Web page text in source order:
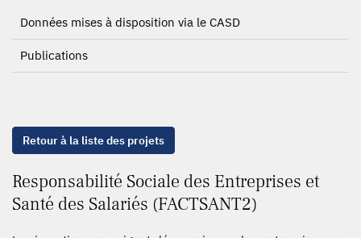
Données mises à disposition via le CASD
Publications
Retour à la liste des projets
Responsabilité Sociale des Entreprises et
Santé des Salariés (FACTSANT2)